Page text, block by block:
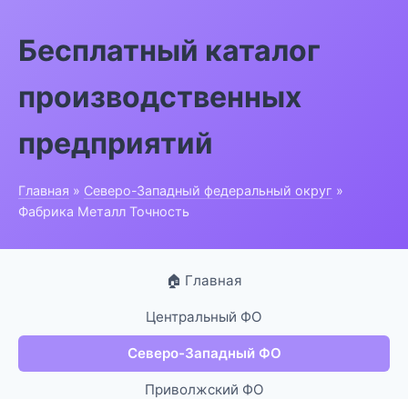
Бесплатный каталог
производственных
предприятий
Главная » Северо-Западный федеральный округ »
Фабрика Металл Точность
🏠 Главная
Центральный ФО
Северо-Западный ФО
Приволжский ФО